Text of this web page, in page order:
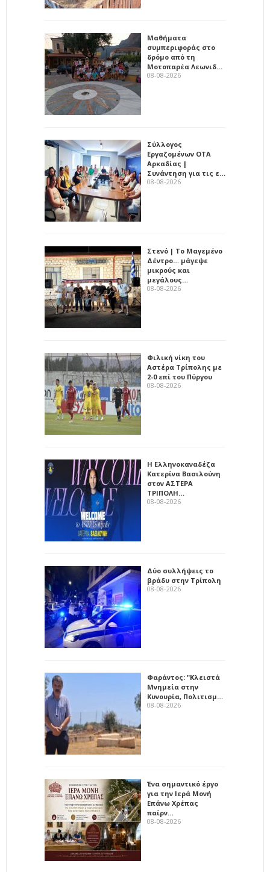
Μαθήματα
συμπεριφοράς στο
δρόμο από τη
Μοτοπαρέα Λεωνιδ…
08-08-2026
Σύλλογος
Εργαζομένων ΟΤΑ
Αρκαδίας |
Συνάντηση για τις ε…
08-08-2026
Στενό | Το Μαγεμένο
Δέντρο… μάγεψε
μικρούς και
μεγάλους…
08-08-2026
Φιλική νίκη του
Αστέρα Τρίπολης με
2-0 επί του Πύργου
08-08-2026
Η Ελληνοκαναδέζα
Κατερίνα Βασιλούνη
στον ΑΣΤΕΡΑ
ΤΡΙΠΟΛΗ…
08-08-2026
Δύο συλλήψεις το
βράδυ στην Τρίπολη
08-08-2026
Φαράντος: "Κλειστά
Μνημεία στην
Κυνουρία, Πολιτισμ…
08-08-2026
Ένα σημαντικό έργο
για την Ιερά Μονή
Επάνω Χρέπας
παίρν…
08-08-2026